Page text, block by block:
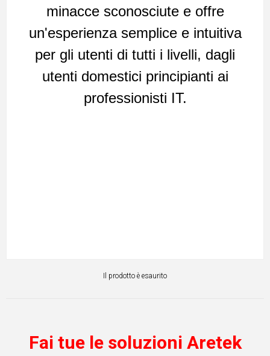
minacce sconosciute e offre
un'esperienza semplice e intuitiva
per gli utenti di tutti i livelli, dagli
utenti domestici principianti ai
professionisti IT.
Il prodotto è esaurito
Fai tue le soluzioni Aretek